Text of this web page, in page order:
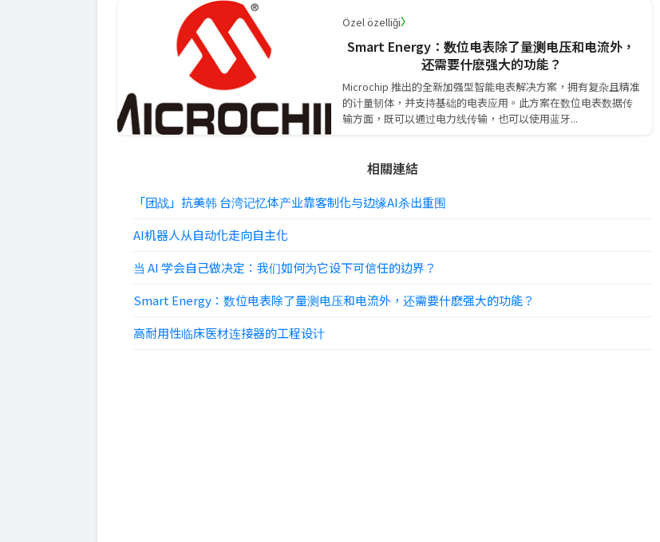
Özel özelliği〉
Smart Energy：数位电表除了量测电压和电流外，
还需要什麽强大的功能？
Microchip 推出的全新加强型智能电表解决方案，拥有复杂且精准
的计量韧体，并支持基础的电表应用。此方案在数位电表数据传
输方面，既可以通过电力线传输，也可以使用蓝牙...
相關連結
「团战」抗美韩 台湾记忆体产业靠客制化与边缘AI杀出重围
AI机器人从自动化走向自主化
当 AI 学会自己做决定：我们如何为它设下可信任的边界？
Smart Energy：数位电表除了量测电压和电流外，还需要什麽强大的功能？
高耐用性临床医材连接器的工程设计